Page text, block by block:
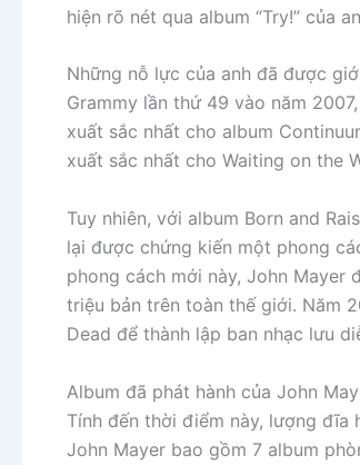
hiện rõ nét qua album “Try!” của
Những nỗ lực của anh đã được
Grammy lần thứ 49 vào năm
xuất sắc nhất cho album
xuất sắc nhất cho Waiting on the
Tuy nhiên, với album Born and
lại được chứng kiến một phong
phong cách mới này, John Mayer
triệu bản trên toàn thế giới. Năm
Dead để thành lập ban nhạc lưu
Album đã phát hành của John
Tính đến thời điểm này, lượng đĩa
John Mayer bao gồm 7 album